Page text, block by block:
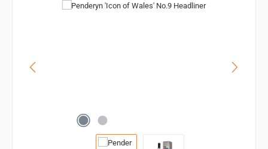
Bildergalerie überspringen